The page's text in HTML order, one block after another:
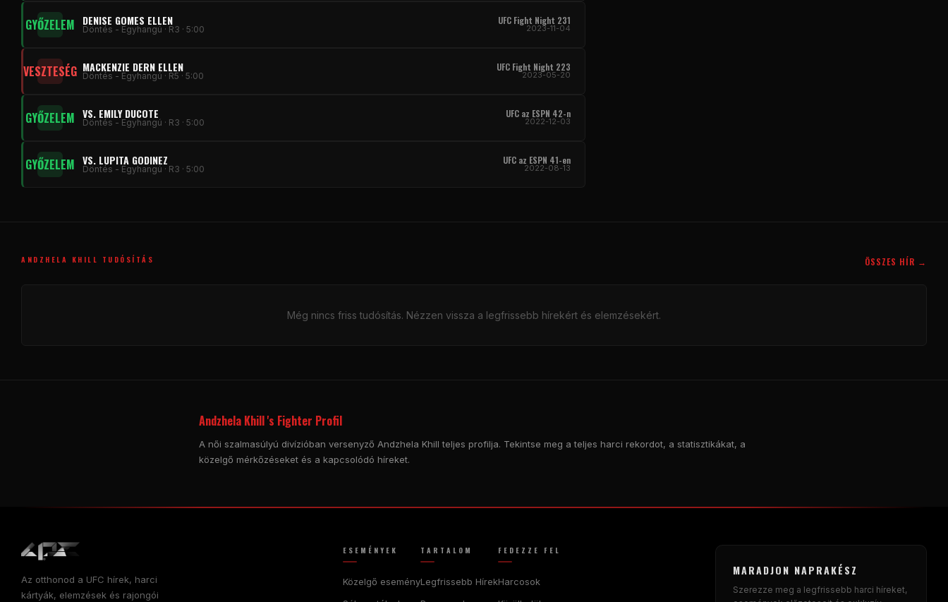
GYŐZELEM DENISE GOMES ELLEN
Döntés - Egyhangú · R3 · 5:00
UFC Fight Night 231
2023-11-04
VESZTESÉG MACKENZIE DERN ELLEN
Döntés - Egyhangú · R5 · 5:00
UFC Fight Night 223
2023-05-20
GYŐZELEM VS. EMILY DUCOTE
Döntés - Egyhangú · R3 · 5:00
UFC az ESPN 42-n
2022-12-03
GYŐZELEM VS. LUPITA GODINEZ
Döntés - Egyhangú · R3 · 5:00
UFC az ESPN 41-en
2022-08-13
ANDZHELA KHILL TUDÓSÍTÁS ÖSSZES HÍR →
Még nincs friss tudósítás. Nézzen vissza a legfrissebb hírekért és elemzésekért.
Andzhela Khill 's Fighter Profil
A női szalmasúlyú divízióban versenyző Andzhela Khill teljes profilja. Tekintse meg a teljes harci rekordot, a statisztikákat, a
közelgő mérkőzéseket és a kapcsolódó híreket.
Az otthonod a UFC hírek, harci
kártyák, elemzések és rajongói
ESEMÉNYEK
Közelgő esemény
TARTALOM
Legfrissebb Hírek
FEDEZZE FEL
Harcosok
MARADJON NAPRAKÉSZ
Szerezze meg a legfrissebb harci híreket,